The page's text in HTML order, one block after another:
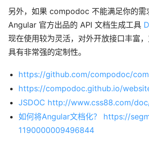
另外，如果 compodoc 不能满足你的需
Angular 官方出品的 API 文档生成工具
现在使用较为灵活，对外开放接口丰富，
具有非常强的定制性。
https://github.com/compodoc/
https://compodoc.github.io/
JSDOC http://www.css88.com/
如何将Angular文档化？ https://
1190000009496844